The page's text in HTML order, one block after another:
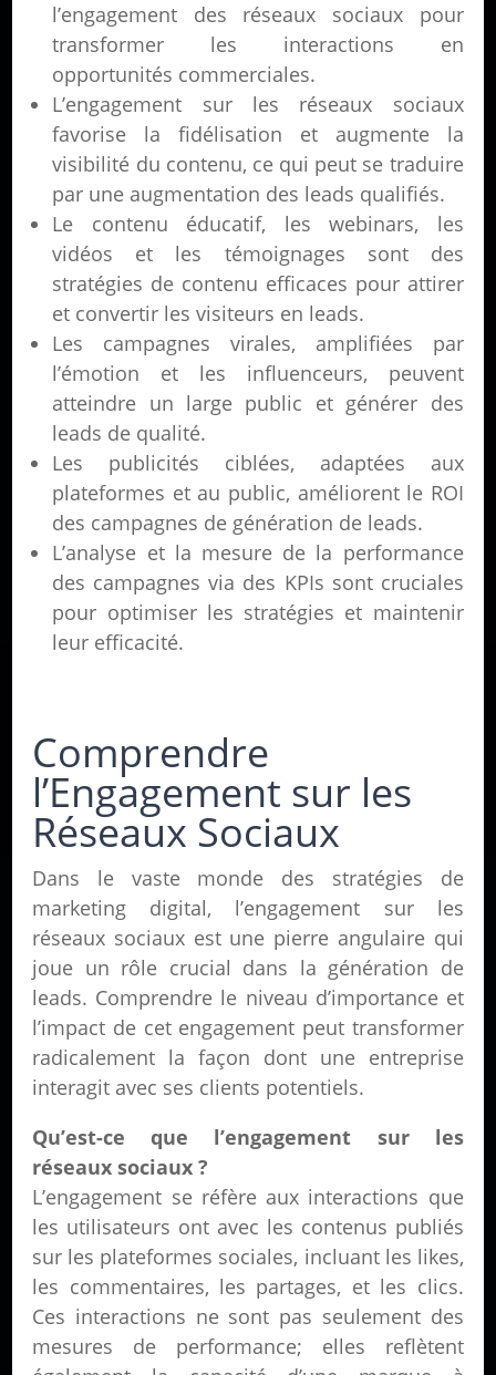
l’engagement des réseaux sociaux pour
transformer les interactions en
opportunités commerciales.
L’engagement sur les réseaux sociaux
favorise la fidélisation et augmente la
visibilité du contenu, ce qui peut se traduire
par une augmentation des leads qualifiés.
Le contenu éducatif, les webinars, les
vidéos et les témoignages sont des
stratégies de contenu efficaces pour attirer
et convertir les visiteurs en leads.
Les campagnes virales, amplifiées par
l’émotion et les influenceurs, peuvent
atteindre un large public et générer des
leads de qualité.
Les publicités ciblées, adaptées aux
plateformes et au public, améliorent le ROI
des campagnes de génération de leads.
L’analyse et la mesure de la performance
des campagnes via des KPIs sont cruciales
pour optimiser les stratégies et maintenir
leur efficacité.
Comprendre
l’Engagement sur les
Réseaux Sociaux
Dans le vaste monde des stratégies de
marketing digital, l’engagement sur les
réseaux sociaux est une pierre angulaire qui
joue un rôle crucial dans la génération de
leads. Comprendre le niveau d’importance et
l’impact de cet engagement peut transformer
radicalement la façon dont une entreprise
interagit avec ses clients potentiels.
Qu’est-ce que l’engagement sur les
réseaux sociaux ?
L’engagement se réfère aux interactions que
les utilisateurs ont avec les contenus publiés
sur les plateformes sociales, incluant les likes,
les commentaires, les partages, et les clics.
Ces interactions ne sont pas seulement des
mesures de performance; elles reflètent